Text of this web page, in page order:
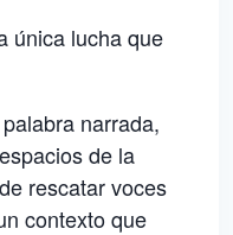
única lucha que
narrada,
de la
rescatar voces
contexto que